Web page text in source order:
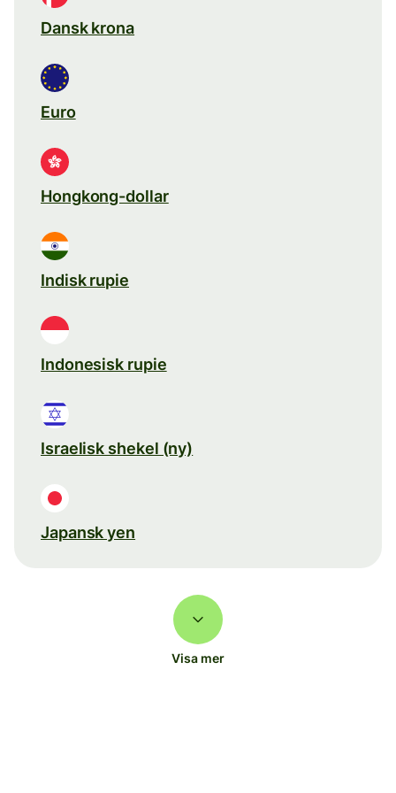
Dansk krona
Euro
Hongkong-dollar
Indisk rupie
Indonesisk rupie
Israelisk shekel (ny)
Japansk yen
Visa mer